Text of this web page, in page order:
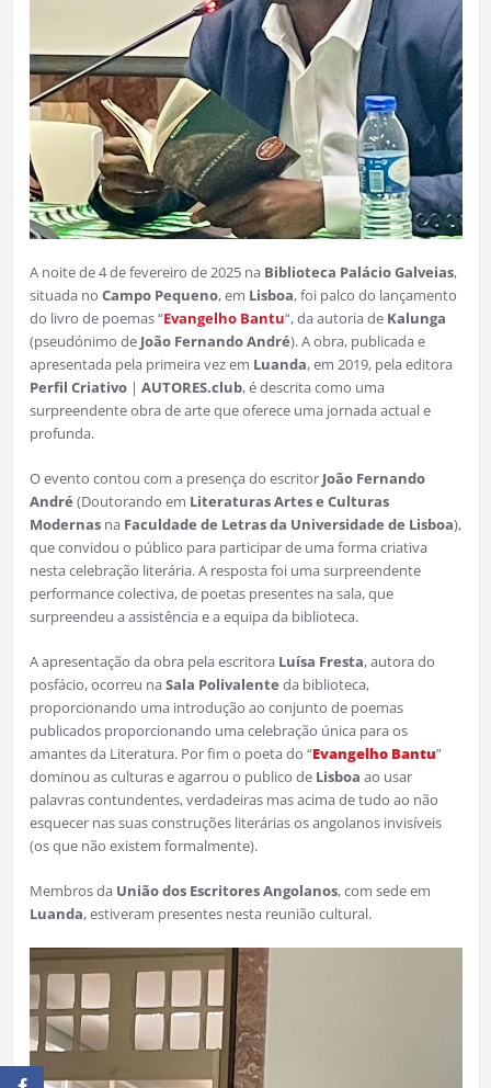
A noite de 4 de fevereiro de 2025 na Biblioteca Palácio Galveias,
situada no Campo Pequeno, em Lisboa, foi palco do lançamento
do livro de poemas “Evangelho Bantu“, da autoria de Kalunga
(pseudónimo de João Fernando André). A obra, publicada e
apresentada pela primeira vez em Luanda, em 2019, pela editora
Perfil Criativo| AUTORES.club, é descrita como uma
surpreendente obra de arte que oferece uma jornada actual e
profunda.
O evento contou com a presença do escritor João Fernando
André (Doutorando em Literaturas Artes e Culturas
Modernasna Faculdade de Letras da Universidade de Lisboa),
que convidou o público para participar de uma forma criativa
nesta celebração literária. A resposta foi uma surpreendente
performance colectiva, de poetas presentes na sala, que
surpreendeu a assistência e a equipa da biblioteca.
A apresentação da obra pela escritora Luísa Fresta, autora do
posfácio, ocorreu naSala Polivalente da biblioteca,
proporcionando uma introdução ao conjunto de poemas
publicados proporcionando uma celebração única para os
amantes da Literatura. Por fim o poeta do “Evangelho Bantu”
dominou as culturas e agarrou o publico de Lisboa ao usar
palavras contundentes, verdadeiras mas acima de tudo ao não
esquecer nas suas construções literárias os angolanos invisíveis
(os que não existem formalmente).
Membros da União dos Escritores Angolanos, com sede em
Luanda, estiveram presentes nesta reunião cultural.